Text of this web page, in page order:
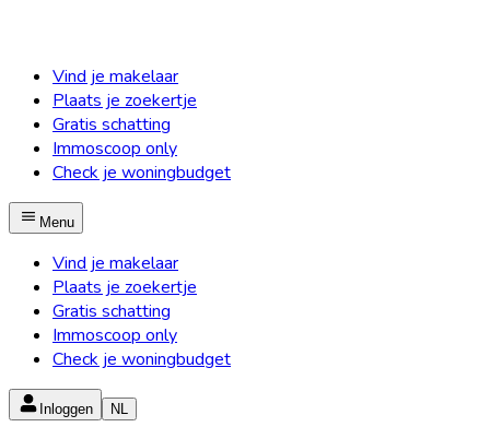
Vind je makelaar
Plaats je zoekertje
Gratis schatting
Immoscoop only
Check je woningbudget
Menu
Vind je makelaar
Plaats je zoekertje
Gratis schatting
Immoscoop only
Check je woningbudget
Inloggen NL